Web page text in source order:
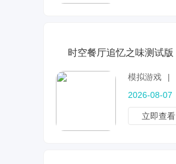
时空餐厅追忆之味测试版
模拟游戏 |
2026-08-07
立即查看